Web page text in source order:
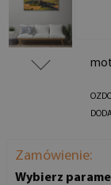
Zamówienie:
Wybierz